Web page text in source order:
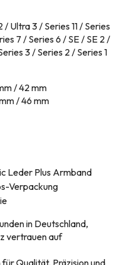
Ultra 3 / Series 11 / Series
7 / Series 6 / SE / SE 2 /
3 / Series 2 / Series 1
/ 42 mm
/ 46 mm
Leder Plus Armband
Verpackung
in Deutschland,
vertrauen auf
Qualität, Präzision und